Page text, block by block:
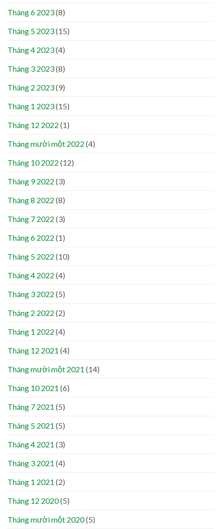
Tháng 6 2023(8)
Tháng 5 2023(15)
Tháng 4 2023(4)
Tháng 3 2023(8)
Tháng 2 2023(9)
Tháng 1 2023(15)
Tháng 12 2022 (1)
Tháng mười một 2022 (4)
Tháng 10 2022 (12)
Tháng 9 2022 (3)
Tháng 8 2022 (8)
Tháng 7 2022 (3)
Tháng 6 2022 (1)
Tháng 5 2022 (10)
Tháng 4 2022 (4)
Tháng 3 2022 (5)
Tháng 2 2022 (2)
Tháng 1 2022 (4)
Tháng 12 2021 (4)
Tháng mười một 2021 (14)
Tháng 10 2021 (6)
Tháng 7 2021 (5)
Tháng 5 2021 (5)
Tháng 4 2021 (3)
Tháng 3 2021 (4)
Tháng 1 2021 (2)
Tháng 12 2020(5)
Tháng mười một 2020(5)